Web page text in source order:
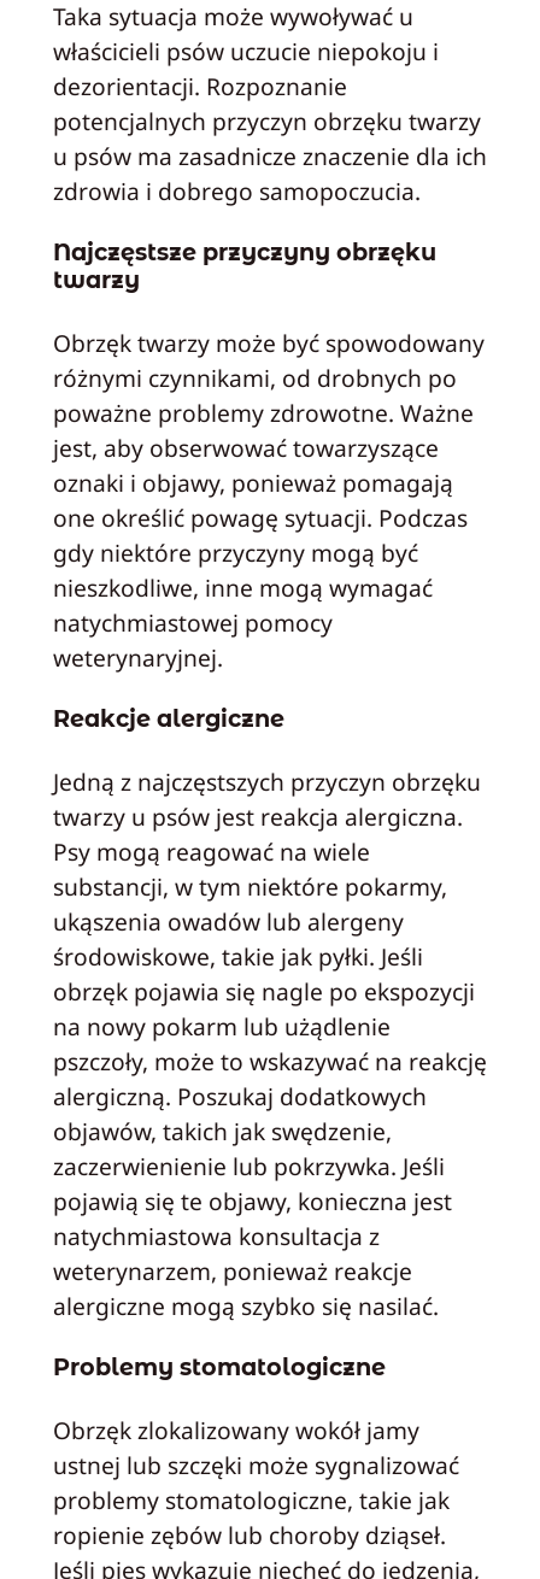
Taka sytuacja może wywoływać u
właścicieli psów uczucie niepokoju i
dezorientacji. Rozpoznanie
potencjalnych przyczyn obrzęku twarzy
u psów ma zasadnicze znaczenie dla ich
zdrowia i dobrego samopoczucia.
Najczęstsze przyczyny obrzęku
twarzy
Obrzęk twarzy może być spowodowany
różnymi czynnikami, od drobnych po
poważne problemy zdrowotne. Ważne
jest, aby obserwować towarzyszące
oznaki i objawy, ponieważ pomagają
one określić powagę sytuacji. Podczas
gdy niektóre przyczyny mogą być
nieszkodliwe, inne mogą wymagać
natychmiastowej pomocy
weterynaryjnej.
Reakcje alergiczne
Jedną z najczęstszych przyczyn obrzęku
twarzy u psów jest reakcja alergiczna.
Psy mogą reagować na wiele
substancji, w tym niektóre pokarmy,
ukąszenia owadów lub alergeny
środowiskowe, takie jak pyłki. Jeśli
obrzęk pojawia się nagle po ekspozycji
na nowy pokarm lub użądlenie
pszczoły, może to wskazywać na reakcję
alergiczną. Poszukaj dodatkowych
objawów, takich jak swędzenie,
zaczerwienienie lub pokrzywka. Jeśli
pojawią się te objawy, konieczna jest
natychmiastowa konsultacja z
weterynarzem, ponieważ reakcje
alergiczne mogą szybko się nasilać.
Problemy stomatologiczne
Obrzęk zlokalizowany wokół jamy
ustnej lub szczęki może sygnalizować
problemy stomatologiczne, takie jak
ropienie zębów lub choroby dziąseł.
Jeśli pies wykazuje niechęć do jedzenia,